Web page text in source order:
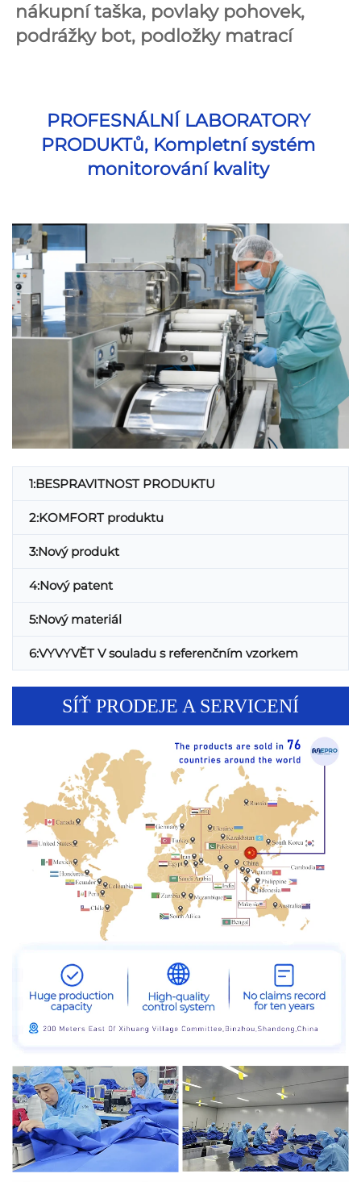
nákupní taška, povlaky pohovek,
podrážky bot, podložky matrací
PROFESNÁLNÍ LABORATORY
PRODUKTů, Kompletní systém
monitorování kvality
1:BESPRAVITNOST PRODUKTU
2:KOMFORT produktu
3:Nový produkt
4:Nový patent
5:Nový materiál
6:VYVYVĚT V souladu s referenčním vzorkem
SÍŤ PRODEJE A SERVICENÍ